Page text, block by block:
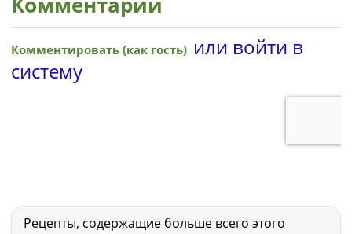
Рецепты, содержащие больше всего этого